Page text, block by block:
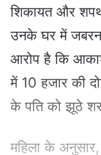
शिकायत और
उनके घर में
आरोप है कि
में 10 हजार की
के पति को झूठे
महिला के